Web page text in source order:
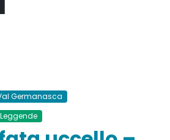
Germanasca